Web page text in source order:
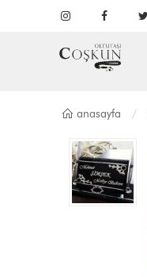
anasayfa